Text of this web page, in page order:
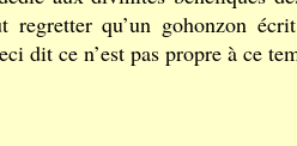
qu’un gohonzon
dit ce n’est pas propre à ce